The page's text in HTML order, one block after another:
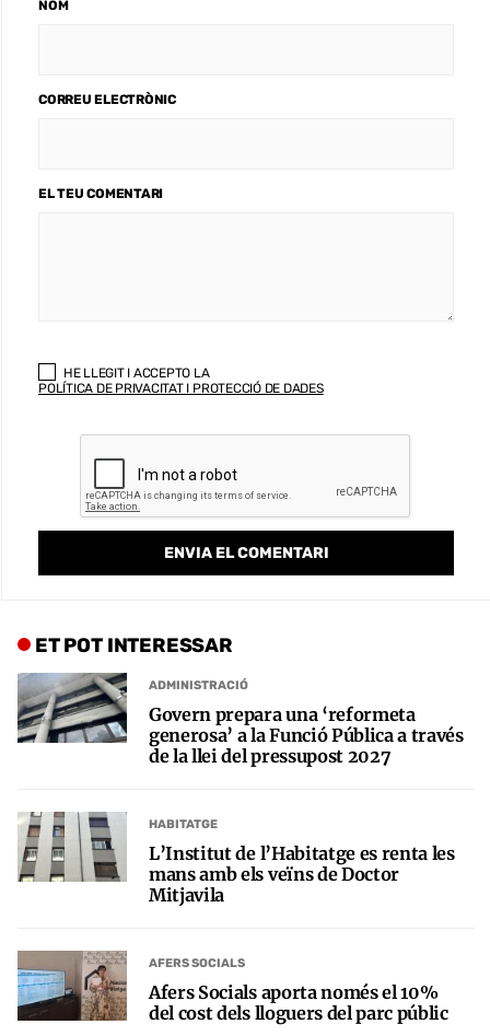
NOM
CORREU ELECTRÒNIC
EL TEU COMENTARI
HE LLEGIT I ACCEPTO LA
POLÍTICA DE PRIVACITAT I PROTECCIÓ DE DADES
ET POT INTERESSAR
ADMINISTRACIÓ
Govern prepara una ‘reformeta
generosa’ a la Funció Pública a través
de la llei del pressupost 2027
HABITATGE
L’Institut de l’Habitatge es renta les
mans amb els veïns de Doctor
Mitjavila
AFERS SOCIALS
Afers Socials aporta només el 10%
del cost dels lloguers del parc públic